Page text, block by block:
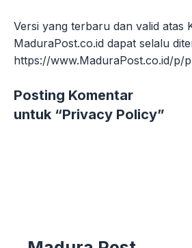
Versi yang terbaru dan valid atas
MaduraPost.co.id dapat selalu
https://www.MaduraPost.co.id/p/
Posting Komentar
untuk “Privacy Policy”